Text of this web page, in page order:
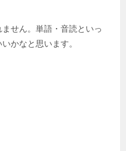
せん。単語・音読といっ
かなと思います。